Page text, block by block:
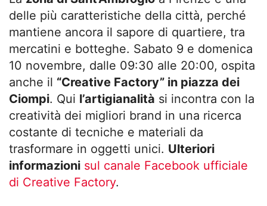
delle più caratteristiche della città, perché
mantiene ancora il sapore di quartiere, tra
mercatini e botteghe. Sabato 9 e domenica
10 novembre, dalle 09:30 alle 20:00, ospita
anche il “Creative Factory” in piazza dei
Ciompi. Qui l’artigianalità si incontra con la
creatività dei migliori brand in una ricerca
costante di tecniche e materiali da
trasformare in oggetti unici. Ulteriori
informazioni sul canale Facebook ufficiale
di Creative Factory.